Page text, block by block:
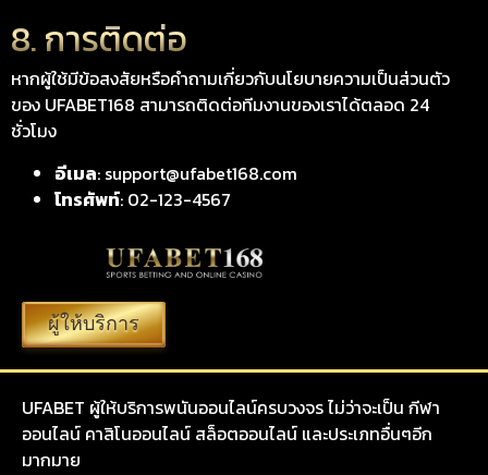
8. การติดต่อ
หากผู้ใช้มีข้อสงสัยหรือคำถามเกี่ยวกับนโยบายความเป็นส่วนตัว
ของ UFABET168 สามารถติดต่อทีมงานของเราได้ตลอด 24
ชั่วโมง
อีเมล: support@ufabet168.com
โทรศัพท์: 02-123-4567
ผู้ให้บริการ
UFABET ผู้ให้บริการพนันออนไลน์ครบวงจร ไม่ว่าจะเป็น กีฬา
ออนไลน์ คาสิโนออนไลน์ สล็อตออนไลน์ และประเภทอื่นๆอีก
มากมาย